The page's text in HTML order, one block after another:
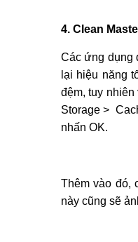
4. Clean
Các ứng dụng
lại hiệu năng
đệm, tuy
Storage >
nhấn OK.
Thêm vào đó,
này cũng sẽ